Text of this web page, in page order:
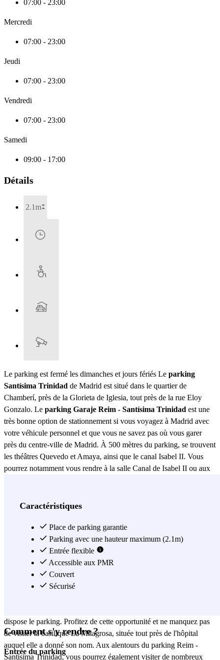
07:00 - 23:00
Mercredi
07:00 - 23:00
Jeudi
07:00 - 23:00
Vendredi
07:00 - 23:00
Samedi
09:00 - 17:00
Détails
2.1m
Le parking est fermé les dimanches et jours fériés Le parking
Santísima Trinidad de Madrid est situé dans le quartier de
Chamberí, près de la Glorieta de Iglesia, tout près de la rue Eloy
Gonzalo. Le parking Garaje Reim - Santísima Trinidad est une
très bonne option de stationnement si vous voyagez à Madrid avec
votre véhicule personnel et que vous ne savez pas où vous garer
près du centre-ville de Madrid. À 500 mètres du parking, se trouvent
les théâtres Quevedo et Amaya, ainsi que le canal Isabel II. Vous
pourrez notamment vous rendre à la salle Canal de Isabel II ou aux
éviterez ainsi les bouchons du centre-ville de Madrid et pourrez
à travers la capitale. À cette fin, vous pourrez prendre le métro
depuis la station Iglesia, à 2 minutes du parking ; cette station de
métro est traversée par la ligne 1, laquelle vous permettra de vous
rendre d'un bout à l'autre de la capitale espagnole. Si vous avez
besoin de vous garer près de l'hôpital La Milagrosa, le parking Reim
- Santísima Trinidad est parfaitement situé : en effet, il se trouve à
dispose le parking. Profitez de cette opportunité et ne manquez pas
de visiter la basilique La Milagrosa, située tout près de l'hôpital
auquel elle a donné son nom. Aux alentours du parking Reim -
Santísima Trinidad, vous pourrez également visiter de nombreux
Caractéristiques
Place de parking garantie
Parking avec une hauteur maximum (2.1m)
Entrée flexible
Accessible aux PMR
Couvert
Sécurisé
Comment s'y rendre ?
Entrée du parking